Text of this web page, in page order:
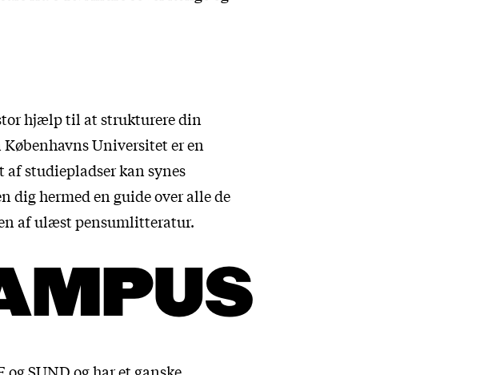
hjælp til at strukturere din
Universitet er en
studiepladser kan synes
hermed en guide over alle de
af ulæst pensumlitteratur.
SUND og har et ganske